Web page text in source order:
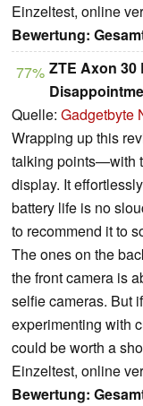
Einzeltest, online
Bewertung:
77% ZTE Axon 30
Quelle: Gadgetbyte
Wrapping up this
talking points—with
display. It
battery life is no
to recommend it to
The ones on the
the front camera is
selfie cameras. But
experimenting with
could be worth a
Einzeltest, online
Bewertung: